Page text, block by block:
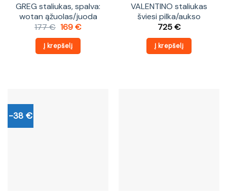
GREG staliukas, spalva:
wotan ąžuolas/juoda
177€ Original
was:
177 €.
169€Current
Į krepšelį
VALENTINO staliukas
šviesi pilka/aukso
725€
Į krepšelį
-38 €